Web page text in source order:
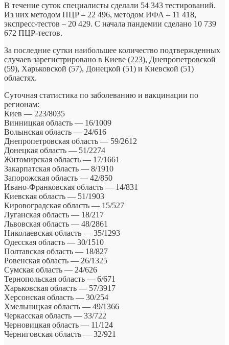
В течение суток специалисты сделали 54 343 тестирований.
Из них методом ПЦР – 22 496, методом ИФА – 11 418,
экспресс-тестов – 20 429. С начала пандемии сделано 10 739
672 ПЦР-тестов.
За последние сутки наибольшее количество подтвержденных
случаев зарегистрировано в Киеве (223), Днепропетровской
(59), Харьковской (57), Донецкой (51) и Киевской (51)
областях.
Суточная статистика по заболеванию и вакцинации по
регионам:
Киев — 223/8035
Винницкая область — 16/1009
Волынская область — 24/616
Днепропетровская область — 59/2612
Донецкая область — 51/2274
Житомирская область — 17/1661
Закарпатская область — 8/1910
Запорожская область — 42/850
Ивано-Франковская область — 14/831
Киевская область — 51/1903
Кировоградская область — 15/527
Луганская область — 18/217
Львовская область — 48/2861
Николаевская область — 35/1293
Одесская область — 30/1510
Полтавская область — 18/827
Ровенская область — 26/1325
Сумская область — 24/626
Тернопольская область — 6/671
Харьковская область — 57/3917
Херсонская область — 30/254
Хмельницкая область — 49/1366
Черкасская область — 33/722
Черновицкая область — 11/124
Черниговская область — 32/921